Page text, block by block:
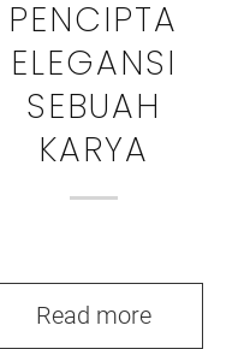
PENCIPTA
ELEGANSI
SEBUAH
KARYA
Read more